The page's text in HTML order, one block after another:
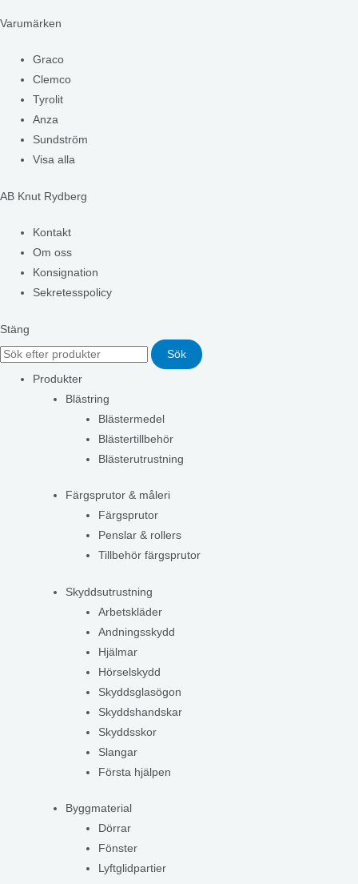
Varumärken
Graco
Clemco
Tyrolit
Anza
Sundström
Visa alla
AB Knut Rydberg
Kontakt
Om oss
Konsignation
Sekretesspolicy
Stäng
Sök
Produkter
Blästring
Blästermedel
Blästertillbehör
Blästerutrustning
Färgsprutor & måleri
Färgsprutor
Penslar & rollers
Tillbehör färgsprutor
Skyddsutrustning
Arbetskläder
Andningsskydd
Hjälmar
Hörselskydd
Skyddsglasögon
Skyddshandskar
Skyddsskor
Slangar
Första hjälpen
Byggmaterial
Dörrar
Fönster
Lyftglidpartier